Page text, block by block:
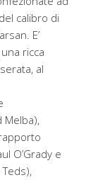
calibro di
E’
ricca
al
Melba),
O’Grady e